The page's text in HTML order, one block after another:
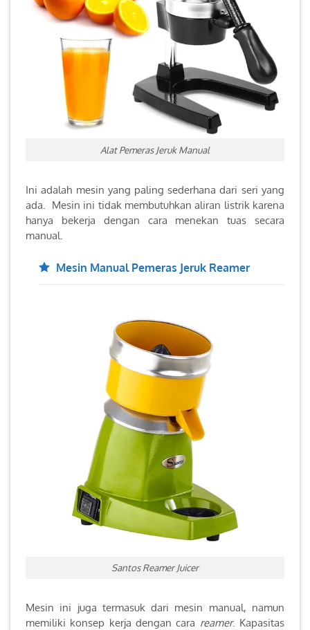
Alat Pemeras Jeruk Manual
Ini adalah mesin yang paling sederhana dari seri yang
ada. Mesin ini tidak membutuhkan aliran listrik karena
hanya bekerja dengan cara menekan tuas secara
manual.
Mesin Manual Pemeras Jeruk Reamer
Santos Reamer Juicer
Mesin ini juga termasuk dari mesin manual, namun
memiliki konsep kerja dengan cara reamer. Kapasitas